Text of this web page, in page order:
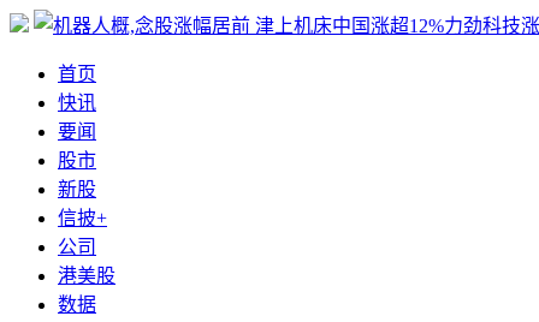
首页
快讯
要闻
股市
新股
信披+
公司
港美股
数据